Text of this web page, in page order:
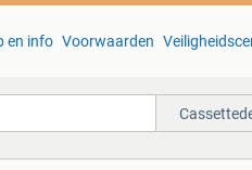
en info Voorwaarden